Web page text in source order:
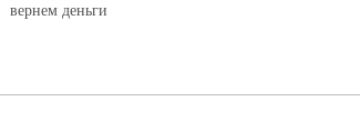
вернем деньги